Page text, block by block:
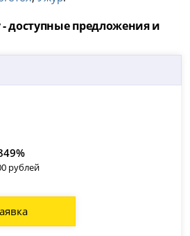
- доступные предложения и
рублей